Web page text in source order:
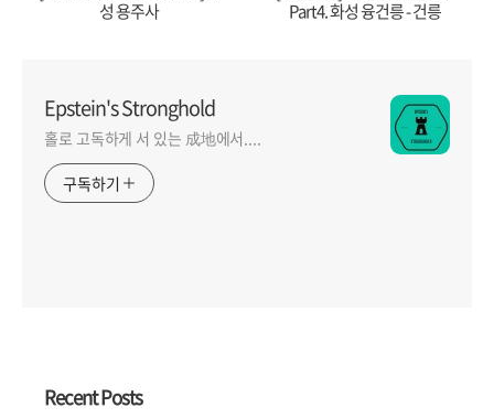
성 용주사
Part4. 화성 융건릉 - 건릉
Epstein's Stronghold
홀로 고독하게 서 있는 成地에서....
구독하기
Recent Posts